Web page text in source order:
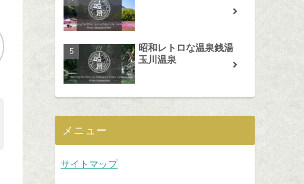
昭和レトロな温泉銭湯
玉川温泉
メニュー
サイトマップ